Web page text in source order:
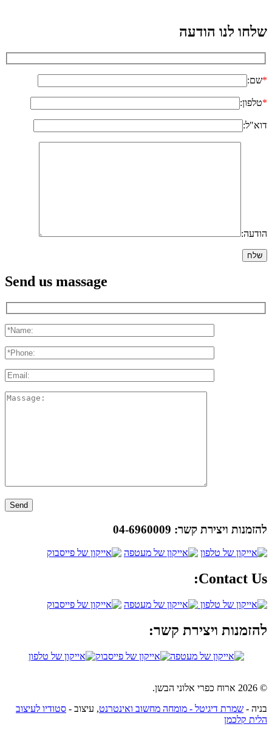
שלחו לנו הודעה
*שם:
*טלפון:
דוא"ל:
הודעה:
Send us massage
להזמנות ויצירת קשר:
Contact Us:
להזמנות ויצירת קשר:
© 2026 ארוח כפרי אלוני הבשן.
בניה - שמרת דיגיטל - מומחה מחשוב ואינטרנט, עיצוב - סטודיו לעיצוב
הלית קלכמן